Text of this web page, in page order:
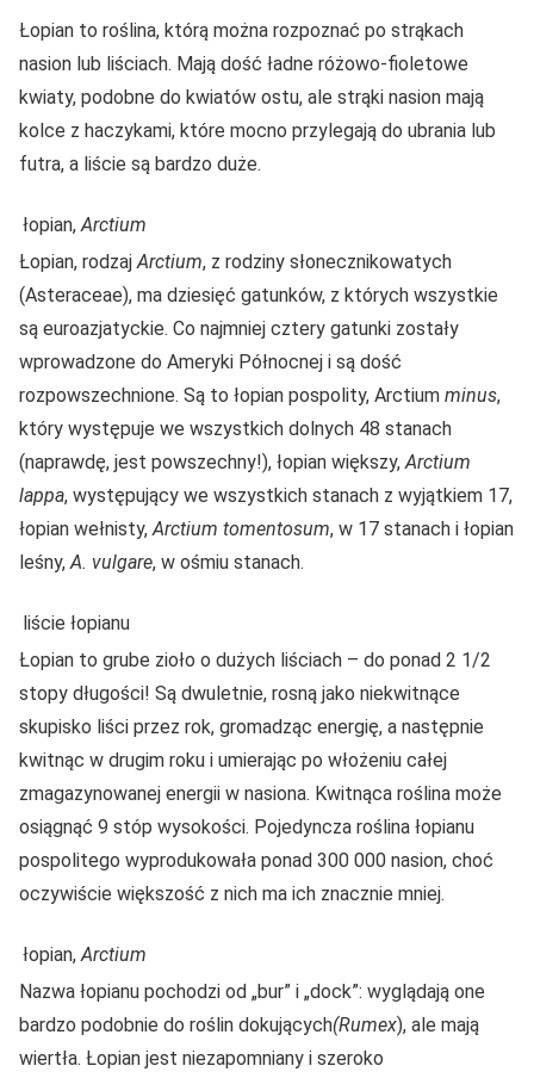
Łopian to roślina, którą można rozpoznać po strąkach
nasion lub liściach. Mają dość ładne różowo-fioletowe
kwiaty, podobne do kwiatów ostu, ale strąki nasion mają
kolce z haczykami, które mocno przylegają do ubrania lub
futra, a liście są bardzo duże.
łopian,Arctium
Łopian, rodzajArctium, z rodziny słonecznikowatych
(Asteraceae), ma dziesięć gatunków, z których wszystkie
są euroazjatyckie. Co najmniej cztery gatunki zostały
wprowadzone do Ameryki Północnej i są dość
rozpowszechnione. Są to łopian pospolity, Arctium minus,
który występuje we wszystkich dolnych 48 stanach
(naprawdę, jest powszechny!), łopian większy,Arctium
lappa, występujący we wszystkich stanach z wyjątkiem 17,
łopian wełnisty,Arctium tomentosum, w 17 stanach i łopian
leśny,A. vulgare, w ośmiu stanach.
liście łopianu
Łopian to grube zioło o dużych liściach – do ponad 2 1/2
stopy długości! Są dwuletnie, rosną jako niekwitnące
skupisko liści przez rok, gromadząc energię, a następnie
kwitnąc w drugim roku i umierając po włożeniu całej
zmagazynowanej energii w nasiona. Kwitnąca roślina może
osiągnąć 9 stóp wysokości. Pojedyncza roślina łopianu
pospolitego wyprodukowała ponad 300 000 nasion, choć
oczywiście większość z nich ma ich znacznie mniej.
łopian,Arctium
Nazwa łopianu pochodzi od „bur” i „dock”: wyglądają one
bardzo podobnie do roślin dokujących(Rumex), ale mają
wiertła. Łopian jest niezapomniany i szeroko